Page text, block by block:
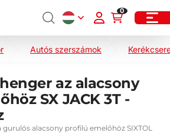
0
Autós szerszámok
az alacsony
SX JACK 3T -
alacsony profilú emelőhöz SIXTOL